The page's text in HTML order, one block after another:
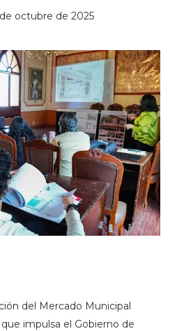
octubre de 2025
del Mercado Municipal
impulsa el Gobierno de